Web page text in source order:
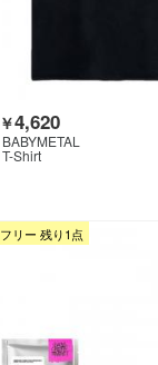
￥4,620
BABYMETAL
T-Shirt
フリー 残り1点